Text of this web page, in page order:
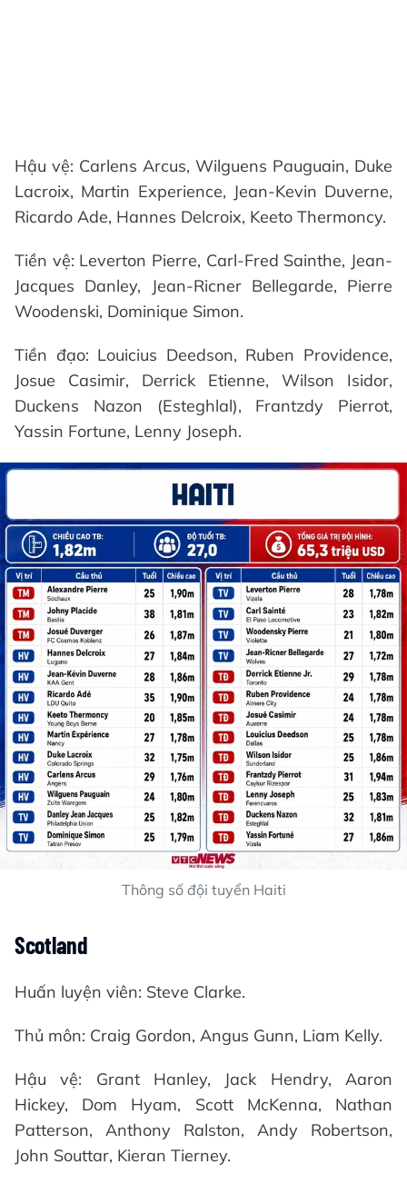
Hậu vệ: Carlens Arcus, Wilguens Pauguain, Duke
Lacroix, Martin Experience, Jean-Kevin Duverne,
Ricardo Ade, Hannes Delcroix, Keeto Thermoncy.
Tiền vệ: Leverton Pierre, Carl-Fred Sainthe, Jean-
Jacques Danley, Jean-Ricner Bellegarde, Pierre
Woodenski, Dominique Simon.
Tiền đạo: Louicius Deedson, Ruben Providence,
Josue Casimir, Derrick Etienne, Wilson Isidor,
Duckens Nazon (Esteghlal), Frantzdy Pierrot,
Yassin Fortune, Lenny Joseph.
Thông số đội tuyển Haiti
Scotland
Huấn luyện viên: Steve Clarke.
Thủ môn: Craig Gordon, Angus Gunn, Liam Kelly.
Hậu vệ: Grant Hanley, Jack Hendry, Aaron
Hickey, Dom Hyam, Scott McKenna, Nathan
Patterson, Anthony Ralston, Andy Robertson,
John Souttar, Kieran Tierney.